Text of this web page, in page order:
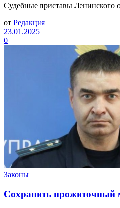
Судебные приставы Ленинского
от Редакция
23.01.2025
0
Законы
Сохранить прожиточный